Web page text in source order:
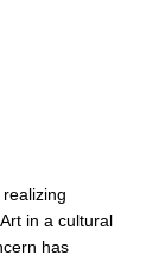
in a cultural
has